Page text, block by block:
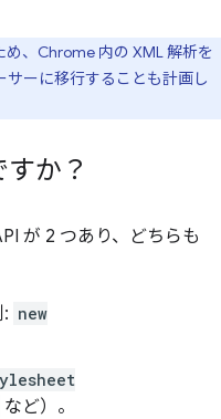
、Chrome 内の XML 解析を
サーに移行することも計画し
か？
が 2 つあり、どちらも
new
など）。